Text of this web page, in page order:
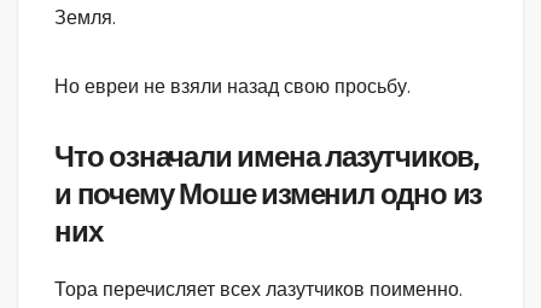
Земля.
Но евреи не взяли назад свою просьбу.
Что означали имена лазутчиков,
и почему Моше изменил одно из
них
Тора перечисляет всех лазутчиков поименно.